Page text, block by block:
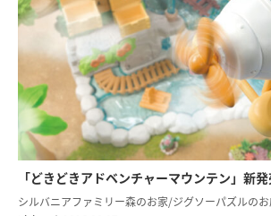
「どきどきアドベンチャーマウンテン」新
シルバニアファミリー森のお家/ジグソーパズルの